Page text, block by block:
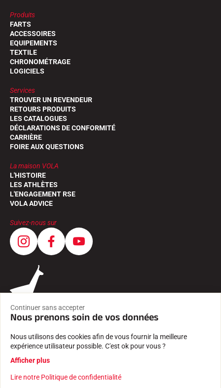
Produits
FARTS
ACCESSOIRES
EQUIPEMENTS
TEXTILE
CHRONOMÉTRAGE
LOGICIELS
Services
TROUVER UN REVENDEUR
RETOURS PRODUITS
LES CATALOGUES
DÉCLARATIONS DE CONFORMITÉ
CARRIÈRE
FOIRE AUX QUESTIONS
La maison VOLA
L'HISTOIRE
LES ATHLÈTES
L'ENGAGEMENT RSE
VOLA ADVICE
Suivez-nous sur
MENTIONS LÉGALES
POLITIQUE DE CONFIDENTIALITÉ
Créé avec passion par Pure illusion
Continuer sans accepter
Nous prenons soin de vos données
Nous utilisons des cookies afin de vous fournir la meilleure
expérience utilisateur possible. C'est ok pour vous ?
Afficher plus
Lire notre Politique de confidentialité